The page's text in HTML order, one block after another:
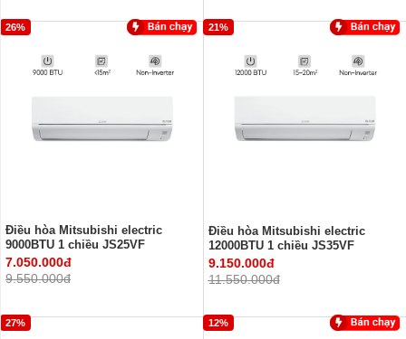
26%
Điều hòa Mitsubishi electric
9000BTU 1 chiều JS25VF
7.050.000đ
9.550.000đ
21%
Điều hòa Mitsubishi electric
12000BTU 1 chiều JS35VF
9.150.000đ
11.550.000đ
27% 12%